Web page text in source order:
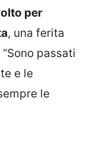
per
, una ferita
passati
e le
le